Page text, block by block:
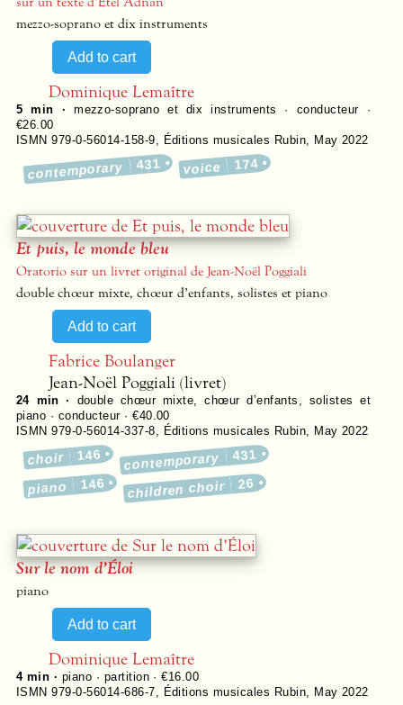
mezzo-soprano et dix instruments
Dominique Lemaître
5 min ·mezzo-soprano et dix instruments · conducteur ·
€26.00
ISMN 979-0-56014-158-9, Éditions musicales Rubin, May 2022
contemporary 431 voice 174
Et puis, le monde bleu
Oratorio sur un livret original de Jean-Noël Poggiali
double chœur mixte, chœur d’enfants, solistes et piano
Fabrice Boulanger
Jean-Noël Poggiali (livret)
24 min · double chœur mixte, chœur d’enfants, solistes et
piano · conducteur · €40.00
ISMN 979-0-56014-337-8, Éditions musicales Rubin, May 2022
choir 146 contemporary 431
piano 146 children choir 26
Sur le nom d’Éloi
piano
Dominique Lemaître
4 min · piano · partition · €16.00
ISMN 979-0-56014-686-7, Éditions musicales Rubin, May 2022